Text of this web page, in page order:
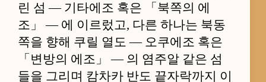
린 섬 — 기타에조 혹은 「북쪽의 에
조」 — 에 이르렀고, 다른 하나는 북동
쪽을 향해 쿠릴 열도 — 오쿠에조 혹은
「변방의 에조」 — 의 염주알 같은 섬
들을 그리며 캄차카 반도 끝자락까지 이